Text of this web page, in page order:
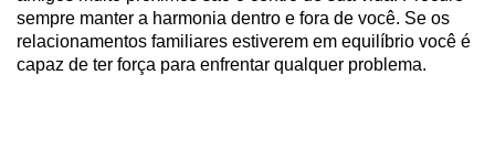
sempre manter a harmonia dentro e fora de você. Se os
relacionamentos familiares estiverem em equilíbrio você é
capaz de ter força para enfrentar qualquer problema.